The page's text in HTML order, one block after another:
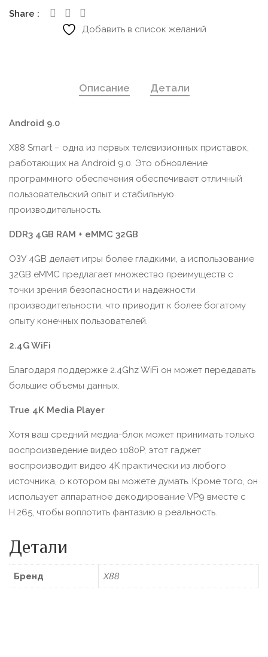
Share
Добавить в список желаний
Описание Детали
Android 9.0
X88 Smart – одна из первых телевизионных приставок,
работающих на Android 9.0. Это обновление
программного обеспечения обеспечивает отличный
пользовательский опыт и стабильную
производительность.
DDR3 4GB RAM + eMMC 32GB
ОЗУ 4GB делает игры более гладкими, а использование
32GB eMMC предлагает множество преимуществ с
точки зрения безопасности и надежности
производительности, что приводит к более богатому
опыту конечных пользователей.
2.4G WiFi
Благодаря поддержке 2.4Ghz WiFi он может передавать
большие объемы данных.
True 4K Media Player
Хотя ваш средний медиа-блок может принимать только
воспроизведение видео 1080P, этот гаджет
воспроизводит видео 4K практически из любого
источника, о котором вы можете думать. Кроме того, он
использует аппаратное декодирование VP9 вместе с
H.265, чтобы воплотить фантазию в реальность.
Детали
Бренд X88